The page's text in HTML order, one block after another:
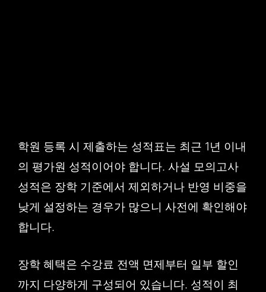
학원 등록 시 제출하는 성적표는 최근 1년 이내
의 평가원 성적이어야 합니다. 사설 모의고사
성적은 장학 기준에서 제외하거나 반영 비중을
낮게 설정하는 경우가 많으니 사전에 확인해야
합니다.
장학 혜택은 수강료 전액 면제부터 일부 할인
까지 다양하게 구성되어 있습니다. 성적이 최